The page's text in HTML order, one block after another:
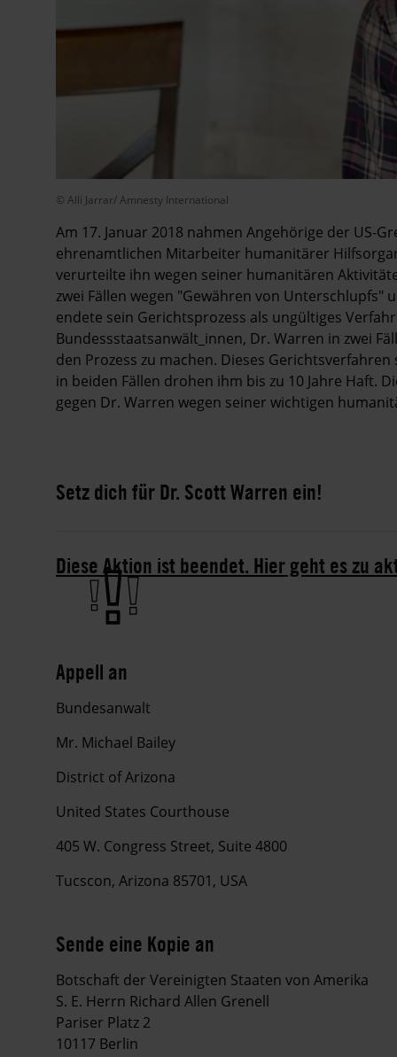
© Alli Jarrar/ Amnesty International
Am 17. Januar 2018 nahmen Angehörige der US-
ehrenamtlichen Mitarbeiter humanitärer
verurteilte ihn wegen seiner humanitären
zwei Fällen wegen "Gewähren von Unterschlupfs"
endete sein Gerichtsprozess als ungültiges
Bundessstaatsanwält_innen, Dr. Warren in zwei
den Prozess zu machen. Dieses
in beiden Fällen drohen ihm bis zu 10 Jahre Haft.
gegen Dr. Warren wegen seiner wichtigen
Setz dich für Dr. Scott Warren ein!
Diese Aktion ist beendet. Hier geht es zu
Appell an
Bundesanwalt
Mr. Michael Bailey
District of Arizona
United States Courthouse
405 W. Congress Street, Suite 4800
Tucscon, Arizona 85701, USA
Sende eine Kopie an
Botschaft der Vereinigten Staaten von Amerika
S. E. Herrn Richard Allen Grenell
Pariser Platz 2
10117 Berlin